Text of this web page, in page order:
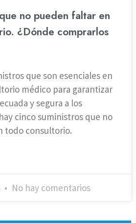
no pueden faltar en
¿Dónde comprarlos
que son esenciales en
médico para garantizar
y segura a los
cinco suministros que no
todo consultorio.
No hay comentarios